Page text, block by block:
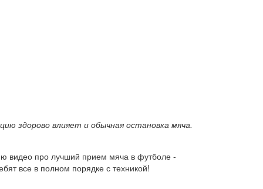
здорово влияет и обычная остановка мяча.
видео про лучший прием мяча в футболе -
все в полном порядке с техникой!